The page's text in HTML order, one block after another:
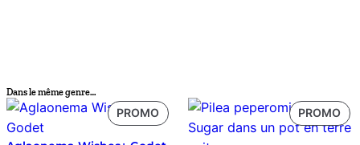
Dans le même genre…
PROMOPRODUIT
EN
PROMO
EN